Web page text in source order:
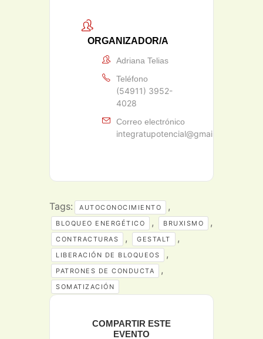
ORGANIZADOR/A
Adriana Telias
Teléfono
(54911) 3952-
4028
Correo electrónico
integratupotencial@gmail.com
Tags: AUTOCONOCIMIENTO ,
BLOQUEO ENERGÉTICO , BRUXISMO ,
CONTRACTURAS , GESTALT ,
LIBERACIÓN DE BLOQUEOS ,
PATRONES DE CONDUCTA ,
SOMATIZACIÓN
COMPARTIR ESTE
EVENTO